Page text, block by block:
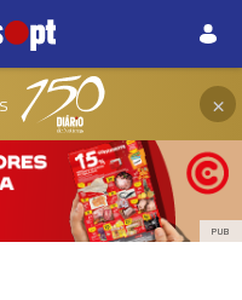
×
PUB